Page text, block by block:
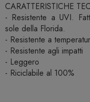
CARATTERISTICHE
- Resistente a UVI.
sole della Florida.
- Resistente a
- Resistente agli impatti
- Leggero
- Riciclabile al 100%